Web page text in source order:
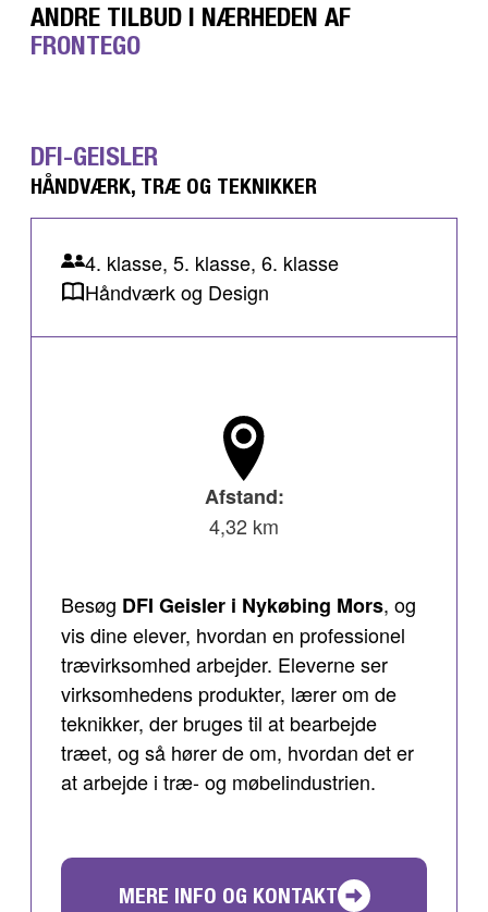
ANDRE TILBUD I NÆRHEDEN AF
FRONTEGO
DFI-GEISLER
HÅNDVÆRK, TRÆ OG TEKNIKKER
4. klasse, 5. klasse, 6. klasse
Håndværk og Design
Afstand:
4,32 km
Besøg DFI Geisler i Nykøbing Mors, og
vis dine elever, hvordan en professionel
trævirksomhed arbejder. Eleverne ser
virksomhedens produkter, lærer om de
teknikker, der bruges til at bearbejde
træet, og så hører de om, hvordan det er
at arbejde i træ- og møbelindustrien.
MERE INFO OG KONTAKT